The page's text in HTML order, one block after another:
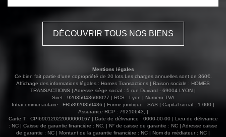
L'appartement est vendu loué et meublé. Possibilité de
charges, bénéficie d'un chauffage au gaz par chaudière .
DPE en D.
DÉCOUVRIR TOUS NOS BIENS
Mentions légales
Ce bien fait partie d'une copropriété de 20 lots.Les charges annuelles sont de 360€.
Affichage des informations légales : Homes Transactions | Raison sociale : HOMES
TRANSACTIONS | Adresse siège social : 5 rue Duviard - 69004 LYON |
Siret : 92035043600027 | RCS : Lyon | Numero TVA
Intracommunautaire : FR58920350436 | Forme juridique : SAS | Capital social : 1 000 |
Assurance RCP : 79210643, |
Carte T : CPI69012022000000167 | Date de délivrance : 0000-00-00 | Lieu de délivrance
: NC | Caisse de garantie financière : NC. | N° de caisse de garantie : NC | Adresse caisse
de garantie : NC | Montant de la garantie financière : NC | Nom du médiateur : NC |